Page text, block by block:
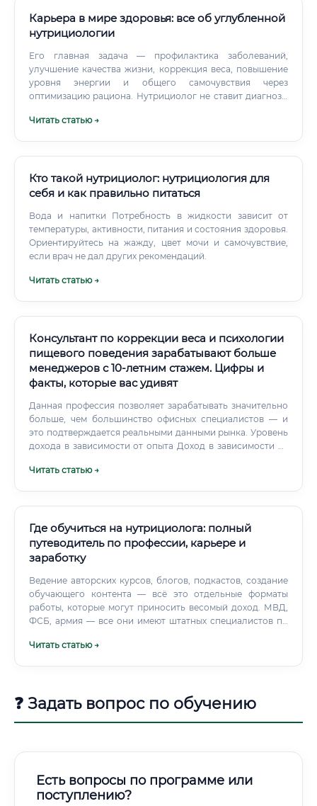
Карьера в мире здоровья: все об углубленной
нутрициологии
Его главная задача — профилактика заболеваний,
улучшение качества жизни, коррекция веса, повышение
уровня энергии и общего самочувствия через
оптимизацию рациона. Нутрициолог не ставит диагнозы
и поддерживать здоровье с помощью питания.
Читать статью →
Кто такой нутрициолог: нутрициология для
себя и как правильно питаться
Вода и напитки Потребность в жидкости зависит от
температуры, активности, питания и состояния здоровья.
Ориентируйтесь на жажду, цвет мочи и самочувствие,
если врач не дал других рекомендаций.
Читать статью →
Консультант по коррекции веса и психологии
пищевого поведения зарабатывают больше
менеджеров с 10-летним стажем. Цифры и
факты, которые вас удивят
Данная профессия позволяет зарабатывать значительно
больше, чем большинство офисных специалистов — и
это подтверждается реальными данными рынка. Уровень
дохода в зависимости от опыта Доход в зависимости от
менеджера по продажам с 10-летним стажем в России
Читать статью →
Где обучиться на нутрициолога: полный
путеводитель по профессии, карьере и
заработку
Ведение авторских курсов, блогов, подкастов, создание
обучающего контента — всё это отдельные форматы
работы, которые могут приносить весомый доход. МВД,
ФСБ, армия — все они имеют штатных специалистов по
состава. Сколько зарабатывает нутрициолог: таблица
Читать статью →
❓ Задать вопрос по обучению
Есть вопросы по программе или
поступлению?